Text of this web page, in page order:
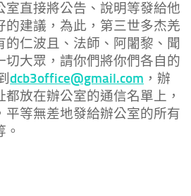
室直接將公告、說明等發給他
的建議，為此，第三世多杰羌
的仁波且、法師、阿闍黎、聞
切大眾，請你們將你們各自的
dcb3office@gmail.com ，辦
放在辦公室的通信名單上，
平等無差地發給辦公室的所有